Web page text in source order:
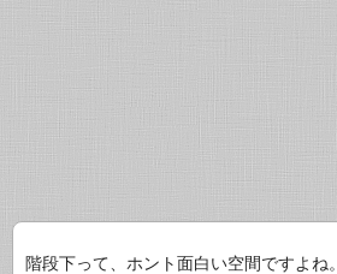
階段下って、ホント面白い空間ですよね。